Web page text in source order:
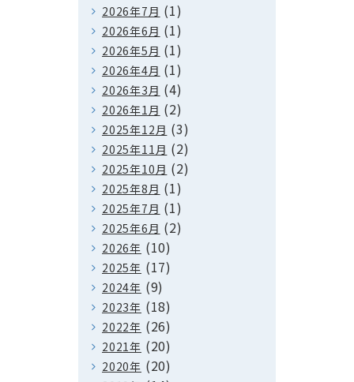
2026年7月 (1)
2026年6月 (1)
2026年5月 (1)
2026年4月 (1)
2026年3月 (4)
2026年1月 (2)
2025年12月 (3)
2025年11月 (2)
2025年10月 (2)
2025年8月 (1)
2025年7月 (1)
2025年6月 (2)
2026年 (10)
2025年 (17)
2024年 (9)
2023年 (18)
2022年 (26)
2021年 (20)
2020年 (20)